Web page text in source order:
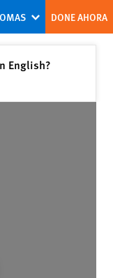
DONE AHORA
English?